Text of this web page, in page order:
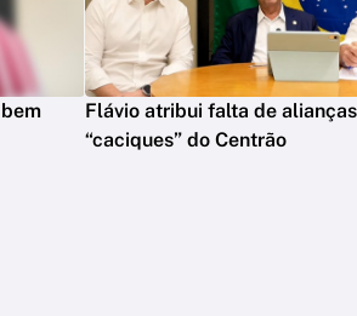
Flávio atribui falta de
“caciques” do Centrão